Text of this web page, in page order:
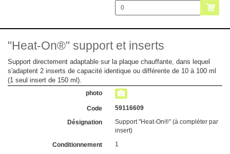
"Heat-On®" support et inserts
Support directement adaptable sur la plaque chauffante, dans lequel
s'adaptent 2 inserts de capacité identique ou différente de 10 à 100 ml
(1 seul insert de 150 ml).
59116609
Support "Heat-On®" (à compléter par
insert)
1